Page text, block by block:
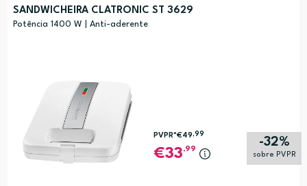
SANDWICHEIRA CLATRONIC ST 3629
Potência 1400 W | Anti-aderente
-32%
sobre PVPR
PVPR*€49 ,99
33,99